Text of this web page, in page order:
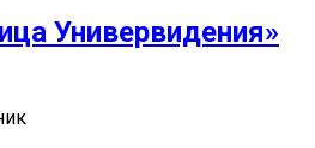
Универвидения»